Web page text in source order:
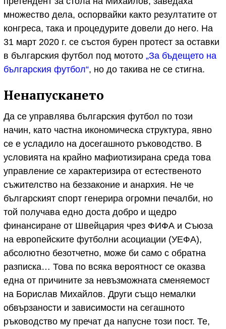
множество дела, оспорвайки както резултатите от
конгреса, така и процедурите довели до него. На
31 март 2020 г. се състоя бурен протест за оставки
в българския футбол под мотото „За бъдещето на
българския футбол“, но до такива не се стигна.
Ненапускането
Да се управлява българския футбол по този
начин, като частна икономическа структура, явно
се е усладило на досегашното ръководство. В
условията на крайно мафиотизирана среда това
управление се характеризира от естественото
съжителство на беззаконие и анархия. Не че
българският спорт генерира огромни печалби, но
той получава едно доста добро и щедро
финансиране от Швейцария чрез ФИФА и Съюза
на европейските футболни асоциации (УЕФА),
абсолютно безотчетно, може би само с обратна
разписка… Това по всяка вероятност се оказва
една от причините за невъзможната сменяемост
на Борислав Михайлов. Други също немалки
обвързаности и зависимости на сегашното
ръководство му пречат да напусне този пост. Те,